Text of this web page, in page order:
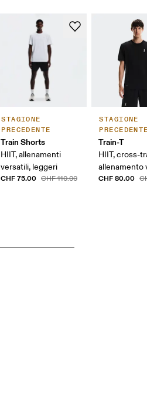
STAGIONE
PRECEDENTE
Train Shorts
HIIT, allenamenti
versatili, leggeri
CHF 75.00 CHF 110.00
STAGIONE
Train-T
HIIT, cross-
allenamento
CHF 80.00